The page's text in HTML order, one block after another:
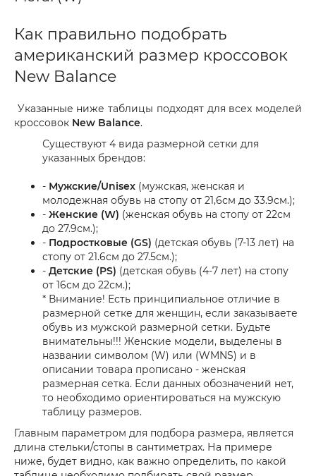
Как правильно подобрать
американский размер кроссовок
New Balance
Указанные ниже таблицы подходят для всех моделей
кроссовок New Balance.
Существуют 4 вида размерной сетки для
указанных брендов:
- Мужские/Unisex (мужская, женская и
молодежная обувь на стопу от 21,6см до 33.9см.);
- Женские (W) (женская обувь на стопу от 22см
до 27.9см.);
- Подростковые (GS) (детская обувь (7-13 лет) на
стопу от 21.6см до 27.5см.);
- Детские (PS) (детская обувь (4-7 лет) на стопу
от 16см до 22см.);
* Внимание! Есть принципиальное отличие в
размерной сетке для женщин, если заказываете
обувь из мужской размерной сетки. Будьте
внимательны!!! Женские модели, выделены в
названии символом (W) или (WMNS) и в
описании товара прописано - женская
размерная сетка. Если данных обозначений нет,
то необходимо ориентироваться на мужскую
таблицу размеров.
Главным параметром для подбора размера, является
длина стельки/стопы в сантиметрах. На примере
ниже, будет видно, как важно определить, по какой